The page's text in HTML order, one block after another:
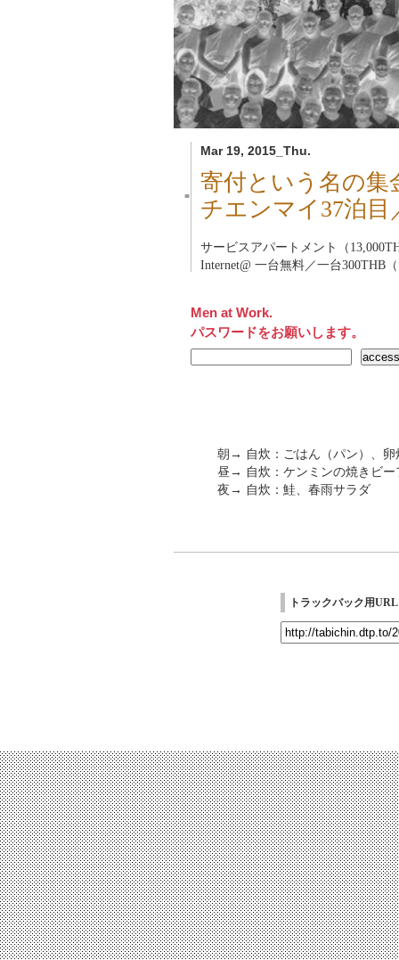
Mar 19, 2015_Thu.
■
寄付という名の集
チエンマイ37泊目
サービスアパートメント（
Internet@ 一台無料／一台300THB
Men at Work.
パスワードをお願いします。
朝→ 自炊：ごはん（パン）、卵
昼→ 自炊：ケンミンの焼きビー
夜→ 自炊：鮭、春雨サラダ
トラックバック用URL